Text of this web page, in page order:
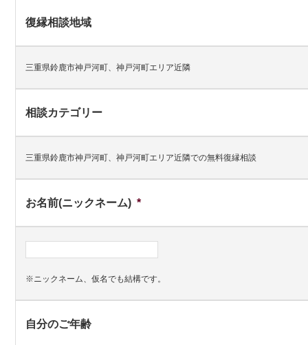
復縁相談地域
三重県鈴鹿市神戸河町、神戸河町エリア近隣
相談カテゴリー
三重県鈴鹿市神戸河町、神戸河町エリア近隣での無料復縁相談
お名前(ニックネーム) *
※ニックネーム、仮名でも結構です。
自分のご年齢